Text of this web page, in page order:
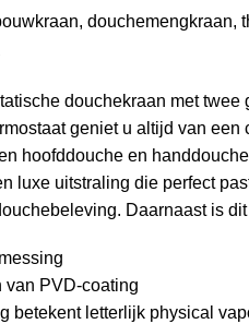
douchemengkraan,
douchekraan met
geniet u altijd van
hoofddouche en
luxe uitstraling die perfect
Daarnaast is
van PVD-coating
betekent letterlijk physical